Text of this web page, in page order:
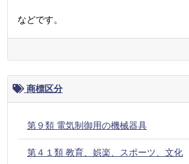
などです。
商標区分
第９類 電気制御用の機械器具
第４１類 教育、娯楽、スポーツ、文化